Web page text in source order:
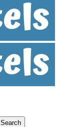
Search